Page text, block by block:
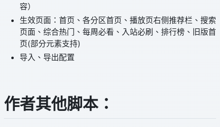
容）
生效页面：首页、各分区首页、播放页右侧推荐栏、搜索
页面、综合热门、每周必看、入站必刷、排行榜、旧版首
页(部分元素支持)
导入、导出配置
作者其他脚本：